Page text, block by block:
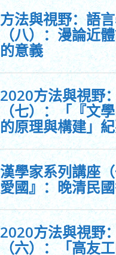
方法與視野：語
（八）：漫論近
的意義
2020方法與視野
（七）：「『文
的原理與構建」
漢學家系列講座
愛國』：晚清民
2020方法與視野
（六）：「高友